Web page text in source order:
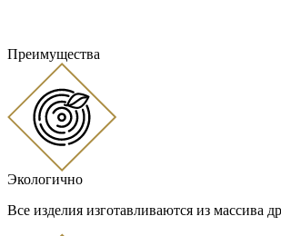
Преимущества
Экологично
Все изделия изготавливаются из массива